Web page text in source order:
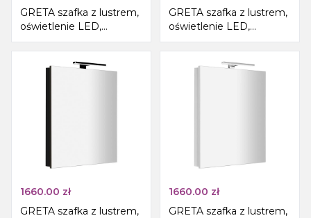
GRETA szafka z lustrem,
oświetlenie LED,
81x70x14cm, czarny mat
GRETA szafka z lustrem,
oświetlenie LED,
81x70x14cm, biały mat
1660.00 zł
GRETA szafka z lustrem,
1660.00 zł
GRETA szafka z lustrem,